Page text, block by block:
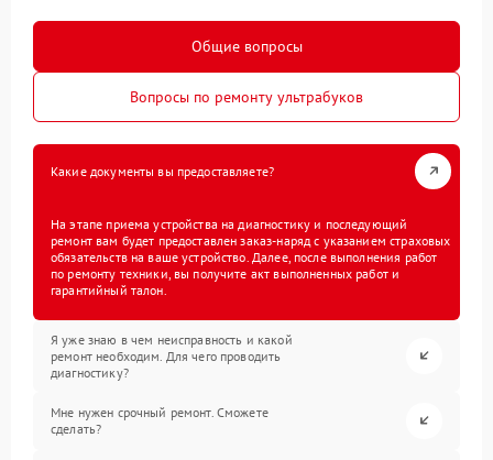
Общие вопросы
Вопросы по ремонту ультрабуков
Какие документы вы предоставляете?
На этапе приема устройства на диагностику и последующий
ремонт вам будет предоставлен заказ-наряд с указанием страховых
обязательств на ваше устройство. Далее, после выполнения работ
по ремонту техники, вы получите акт выполненных работ и
гарантийный талон.
Я уже знаю в чем неисправность и какой
ремонт необходим. Для чего проводить
диагностику?
Мне нужен срочный ремонт. Сможете
сделать?